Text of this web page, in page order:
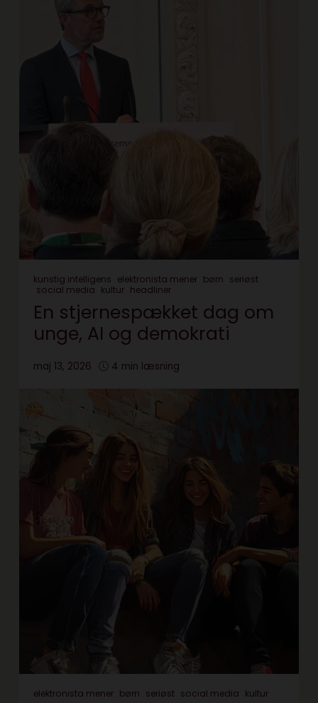
kunstig intelligens elektronista mener børn seriøst
social media kultur headliner
En stjernespækket dag om
unge, AI og demokrati
maj 13, 2026 4 min læsning
elektronista mener børn seriøst social media kultur